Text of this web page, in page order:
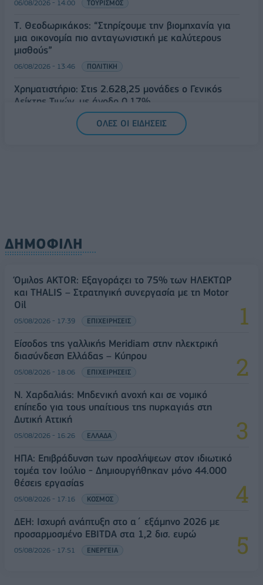
06/08/2026 - 14:00 ΤΟΥΡΙΣΜΟΣ
Τ. Θεοδωρικάκος: “Στηρίζουμε την βιομηχανία για
μια οικονομία πιο ανταγωνιστική με καλύτερους
μισθούς”
06/08/2026 - 13:46 ΠΟΛΙΤΙΚΗ
Χρηματιστήριο: Στις 2.628,25 μονάδες ο Γενικός
Δείκτης Τιμών, με άνοδο 0,17%
ΟΛΕΣ ΟΙ ΕΙΔΗΣΕΙΣ
ΔΗΜΟΦΙΛΗ
Όμιλος AKTOR: Εξαγοράζει το 75% των ΗΛΕΚΤΩΡ
και THALIS – Στρατηγική συνεργασία με τη Motor
Oil
05/08/2026 - 17:39 ΕΠΙΧΕΙΡΗΣΕΙΣ
Είσοδος της γαλλικής Meridiam στην ηλεκτρική
διασύνδεση Ελλάδας – Κύπρου
05/08/2026 - 18:06 ΕΠΙΧΕΙΡΗΣΕΙΣ
Ν. Χαρδαλιάς: Μηδενική ανοχή και σε νομικό
επίπεδο για τους υπαίτιους της πυρκαγιάς στη
Δυτική Αττική
05/08/2026 - 16:26 ΕΛΛΑΔΑ
ΗΠΑ: Επιβράδυνση των προσλήψεων στον ιδιωτικό
τομέα τον Ιούλιο - Δημιουργήθηκαν μόνο 44.000
θέσεις εργασίας
05/08/2026 - 17:16 ΚΟΣΜΟΣ
ΔΕΗ: Ισχυρή ανάπτυξη στο α΄ εξάμηνο 2026 με
προσαρμοσμένο EBITDA στα 1,2 δισ. ευρώ
05/08/2026 - 17:51 ΕΝΕΡΓΕΙΑ